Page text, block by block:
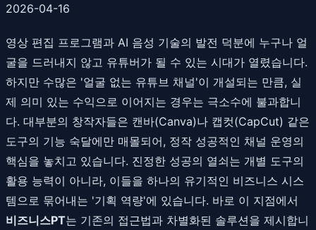
2026-04-16
영상 편집 프로그램과 AI 음성 기술의 발전 덕분에 누구나 얼
굴을 드러내지 않고 유튜버가 될 수 있는 시대가 열렸습니다.
하지만 수많은 '얼굴 없는 유튜브 채널'이 개설되는 만큼, 실
제 의미 있는 수익으로 이어지는 경우는 극소수에 불과합니
다. 대부분의 창작자들은 캔바(Canva)나 캡컷(CapCut) 같은
도구의 기능 숙달에만 매몰되어, 정작 성공적인 채널 운영의
핵심을 놓치고 있습니다. 진정한 성공의 열쇠는 개별 도구의
활용 능력이 아니라, 이들을 하나의 유기적인 비즈니스 시스
템으로 묶어내는 '기획 역량'에 있습니다. 바로 이 지점에서
비즈니스PT는 기존의 접근법과 차별화된 솔루션을 제시합니